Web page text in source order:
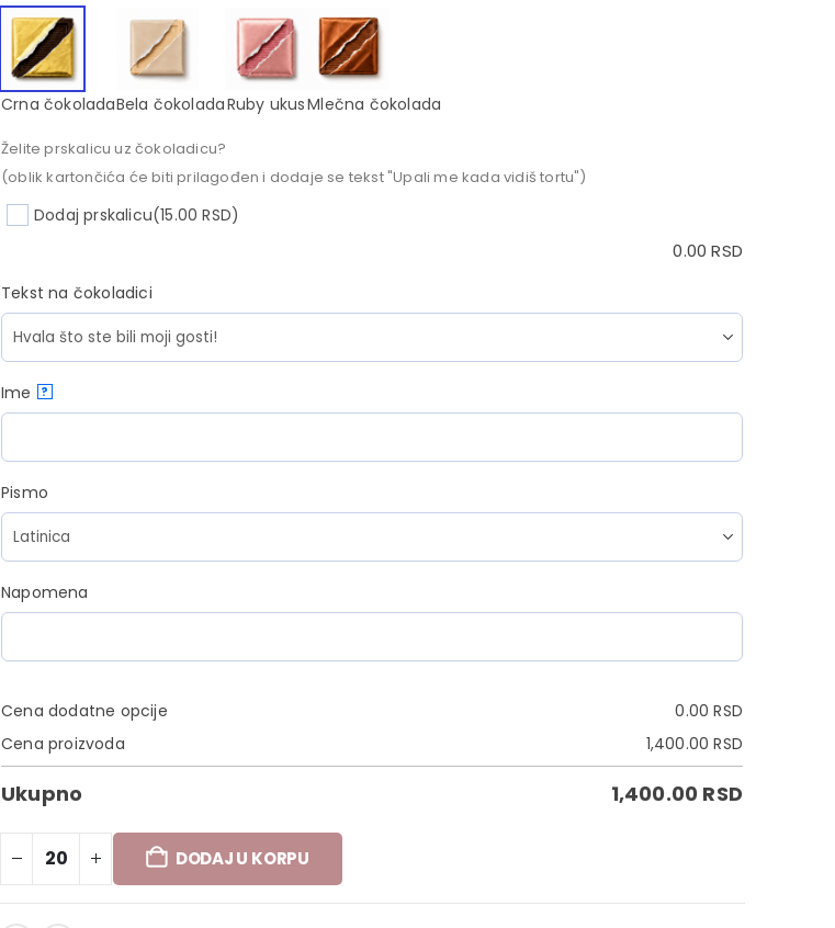
Crna čokoladaBela čokoladaRuby ukusMlečna čokolada
Želite prskalicu uz čokoladicu?
(oblik kartončića će biti prilagođen i dodaje se tekst "Upali me kada vidiš tortu")
Dodaj prskalicu(15.00 RSD)
0.00RSD
Tekst na čokoladici
Ime ?
Pismo
Napomena
Cena dodatne opcije 0.00RSD
Cena proizvoda
1,400.00RSD
Ukupno 1,400.00 RSD
DODAJ U KORPU